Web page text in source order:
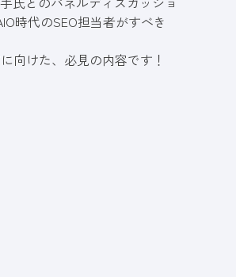
時代のSEO担当者がすべき
に向けた、必見の内容です！